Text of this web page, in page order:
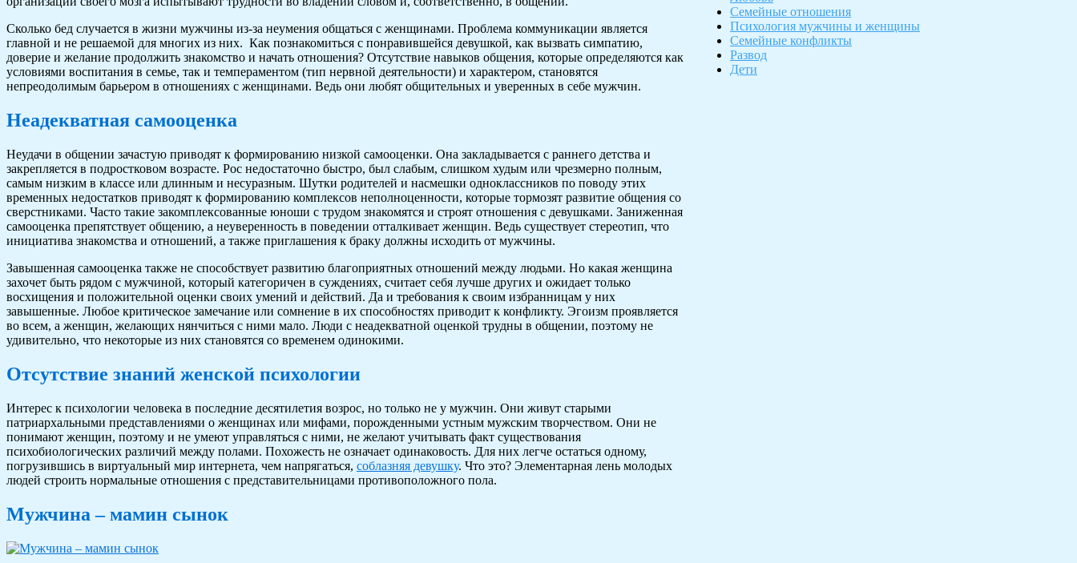
Сколько бед случается в жизни мужчины из-за неумения общаться с женщинами. Проблема коммуникации является
главной и не решаемой для многих из них. Как познакомиться с понравившейся девушкой, как вызвать симпатию,
доверие и желание продолжить знакомство и начать отношения? Отсутствие навыков общения, которые определяются как
условиями воспитания в семье, так и темпераментом (тип нервной деятельности) и характером, становятся
непреодолимым барьером в отношениях с женщинами. Ведь они любят общительных и уверенных в себе мужчин.
Неадекватная самооценка
Неудачи в общении зачастую приводят к формированию низкой самооценки. Она закладывается с раннего детства и
закрепляется в подростковом возрасте. Рос недостаточно быстро, был слабым, слишком худым или чрезмерно полным,
самым низким в классе или длинным и несуразным. Шутки родителей и насмешки одноклассников по поводу этих
временных недостатков приводят к формированию комплексов неполноценности, которые тормозят развитие общения со
сверстниками. Часто такие закомплексованные юноши с трудом знакомятся и строят отношения с девушками. Заниженная
самооценка препятствует общению, а неуверенность в поведении отталкивает женщин. Ведь существует стереотип, что
инициатива знакомства и отношений, а также приглашения к браку должны исходить от мужчины.
Завышенная самооценка также не способствует развитию благоприятных отношений между людьми. Но какая женщина
захочет быть рядом с мужчиной, который категоричен в суждениях, считает себя лучше других и ожидает только
восхищения и положительной оценки своих умений и действий. Да и требования к своим избранницам у них
завышенные. Любое критическое замечание или сомнение в их способностях приводит к конфликту. Эгоизм проявляется
во всем, а женщин, желающих нянчиться с ними мало. Люди с неадекватной оценкой трудны в общении, поэтому не
удивительно, что некоторые из них становятся со временем одинокими.
Отсутствие знаний женской психологии
Интерес к психологии человека в последние десятилетия возрос, но только не у мужчин. Они живут старыми
патриархальными представлениями о женщинах или мифами, порожденными устным мужским творчеством. Они не
понимают женщин, поэтому и не умеют управляться с ними, не желают учитывать факт существования
психобиологических различий между полами. Похожесть не означает одинаковость. Для них легче остаться одному,
погрузившись в виртуальный мир интернета, чем напрягаться, соблазняя девушку. Что это? Элементарная лень молодых
людей строить нормальные отношения с представительницами противоположного пола.
Мужчина – мамин сынок
Семейные отношения
Психология мужчины и женщины
Семейные конфликты
Развод
Дети